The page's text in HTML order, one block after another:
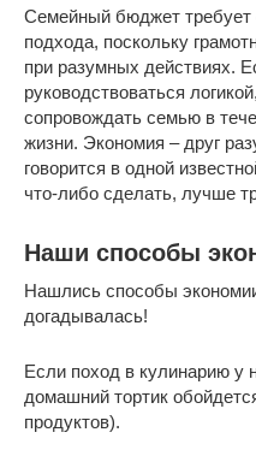
Семейный бюджет требует
подхода, поскольку
при разумных действиях.
руководствоваться
сопровождать семью в
жизни. Экономия – друг
говорится в одной
что-либо сделать, лучше
Наши способы
Нашлись способы
догадывалась!
Если поход в кулинарию у
домашний тортик
продуктов).